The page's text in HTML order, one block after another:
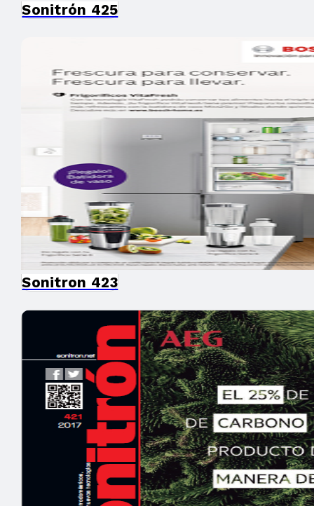
Sonitrón 425
Sonitron 423